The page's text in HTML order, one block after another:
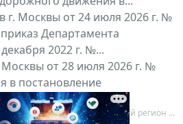
г. Москвы от 24 июля 2026 г. №
Департамента
2022 г. №...
от 28 июля 2026 г. №
в постановление
2011 г. № 334-ПП"
Мой регион ...